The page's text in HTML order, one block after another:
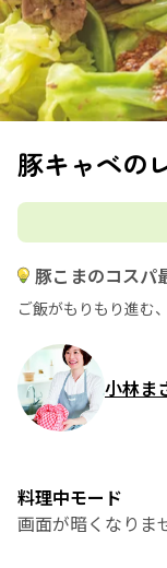
豚キャベの
豚こまのコスパ
ご飯がもりもり進む
小林ま
料理中モード
画面が暗くなりま